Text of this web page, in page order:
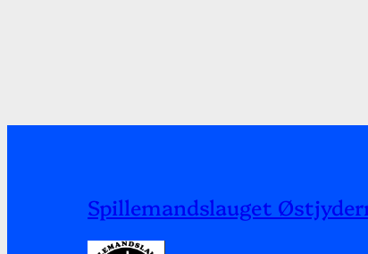
Spillemandslauget